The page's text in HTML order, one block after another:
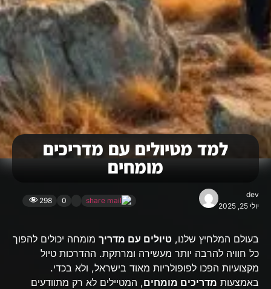
למד מטיולים עם מדריכים
מומחים
dev
יולי 25, 2025
0
298
בעולם המלחיץ שלנו, טיולים עם מדריך מומחה יכולים להפוך
כל חוויה להרבה יותר מעשירה ומרתקת. ההדרכות טיול
מקצועיות הפכו לפופולריות מאוד בישראל, ולא בכדי.
באמצעות מדריכים מומחים, המטיילים לא רק מתוודעים